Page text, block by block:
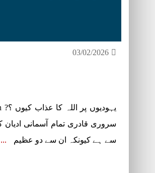
03/02/2026
سروری قادری تمام آسمانی ادیان
سے ہے کیونکہ ان سے دو عظیم